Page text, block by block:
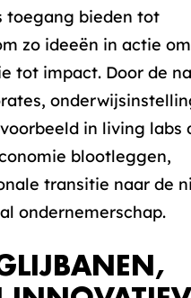
toegang bieden tot
zo ideeën in actie
tot impact. Door de
in living labs
blootleggen,
transitie naar de
ondernemerschap.